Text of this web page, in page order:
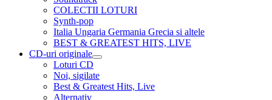
COLECTII LOTURI
Synth-pop
Italia Ungaria Germania Grecia si altele
BEST & GREATEST HITS, LIVE
CD-uri originale
Extinde
copil
Loturi CD
Noi, sigilate
Best & Greatest Hits, Live
Alternativ